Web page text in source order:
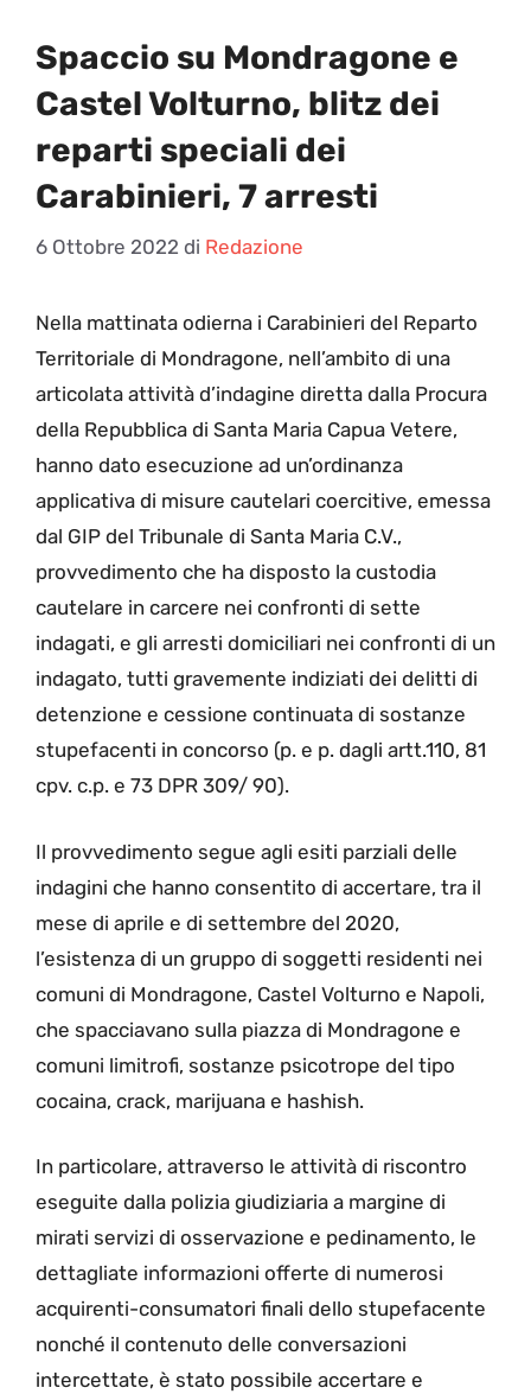
Spaccio su Mondragone e
Castel Volturno, blitz dei
reparti speciali dei
Carabinieri, 7 arresti
6 Ottobre 2022 di Redazione
Nella mattinata odierna i Carabinieri del Reparto
Territoriale di Mondragone, nell’ambito di una
articolata attività d’indagine diretta dalla Procura
della Repubblica di Santa Maria Capua Vetere,
hanno dato esecuzione ad un’ordinanza
applicativa di misure cautelari coercitive, emessa
dal GIP del Tribunale di Santa Maria C.V.,
provvedimento che ha disposto la custodia
cautelare in carcere nei confronti di sette
indagati, e gli arresti domiciliari nei confronti di un
indagato, tutti gravemente indiziati dei delitti di
detenzione e cessione continuata di sostanze
stupefacenti in concorso (p. e p. dagli artt.110, 81
cpv. c.p. e 73 DPR 309/ 90).
Il provvedimento segue agli esiti parziali delle
indagini che hanno consentito di accertare, tra il
mese di aprile e di settembre del 2020,
l’esistenza di un gruppo di soggetti residenti nei
comuni di Mondragone, Castel Volturno e Napoli,
che spacciavano sulla piazza di Mondragone e
comuni limitrofi, sostanze psicotrope del tipo
cocaina, crack, marijuana e hashish.
In particolare, attraverso le attività di riscontro
eseguite dalla polizia giudiziaria a margine di
mirati servizi di osservazione e pedinamento, le
dettagliate informazioni offerte di numerosi
acquirenti-consumatori finali dello stupefacente
nonché il contenuto delle conversazioni
intercettate, è stato possibile accertare e